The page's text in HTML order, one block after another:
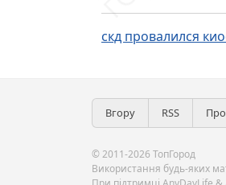
скд провалился
Вгору RSS
© 2011-2026 ТопГород
Використання будь-яких